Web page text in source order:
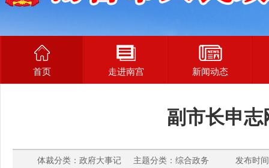
首页 走进南宫 新闻动态
副市长申志
体裁分类：政府大事记 主题分类：综合政务 发布时